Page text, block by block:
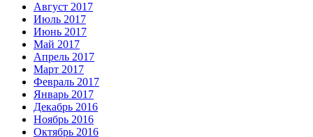
Август 2017
Июль 2017
Июнь 2017
Май 2017
Апрель 2017
Март 2017
Февраль 2017
Январь 2017
Декабрь 2016
Ноябрь 2016
Октябрь 2016